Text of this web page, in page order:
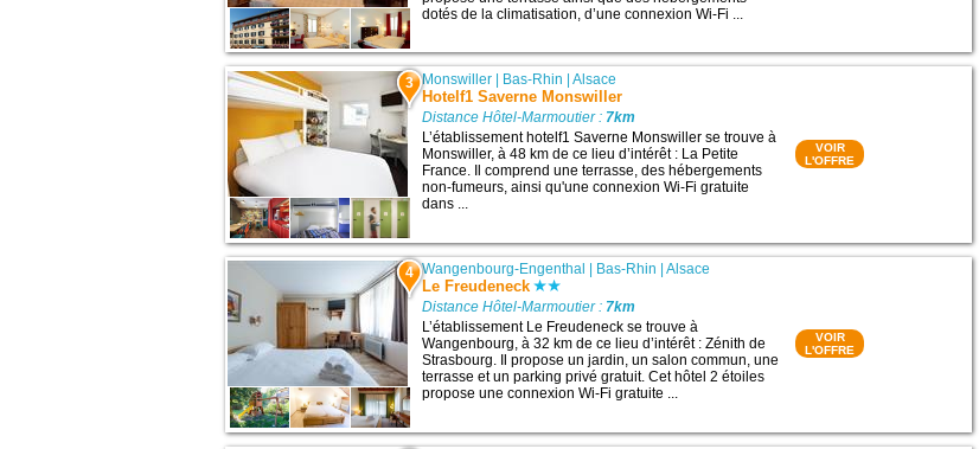
dotés de la climatisation, d’une connexion Wi-Fi ...
3 Monswiller Bas-Rhin |Alsace
Hotelf1 Saverne Monswiller
Distance Hôtel-Marmoutier : 7km
L’établissement hotelf1 Saverne Monswiller se trouve à
Monswiller, à 48 km de ce lieu d’intérêt : La Petite
France. Il comprend une terrasse, des hébergements
non-fumeurs, ainsi qu'une connexion Wi-Fi gratuite
dans ...
VOIR
L'OFFRE
4 Wangenbourg-Engenthal Bas-Rhin |Alsace
Le Freudeneck
Distance Hôtel-Marmoutier : 7km
L’établissement Le Freudeneck se trouve à
Wangenbourg, à 32 km de ce lieu d’intérêt : Zénith de
Strasbourg. Il propose un jardin, un salon commun, une
terrasse et un parking privé gratuit. Cet hôtel 2 étoiles
propose une connexion Wi-Fi gratuite ...
VOIR
L'OFFRE